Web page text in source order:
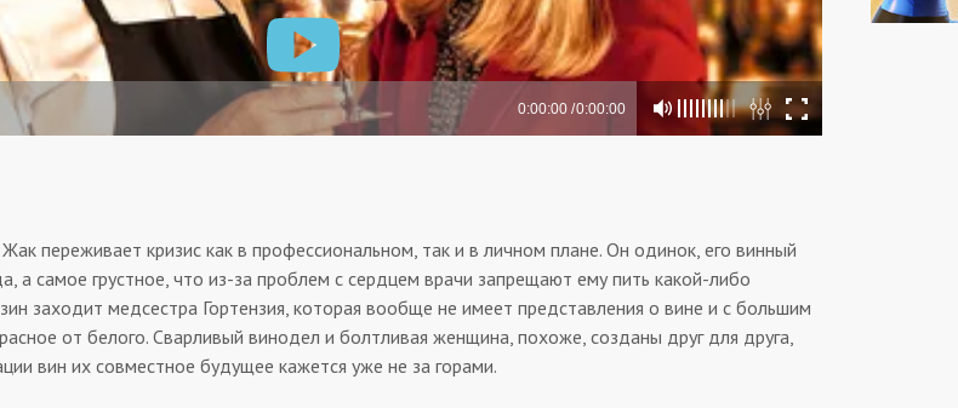
переживает кризис как в профессиональном, так и в личном плане. Он одинок, его винный
а самое грустное, что из-за проблем с сердцем врачи запрещают ему пить какой-либо
заходит медсестра Гортензия, которая вообще не имеет представления о вине и с большим
от белого. Сварливый винодел и болтливая женщина, похоже, созданы друг для друга,
вин их совместное будущее кажется уже не за горами.